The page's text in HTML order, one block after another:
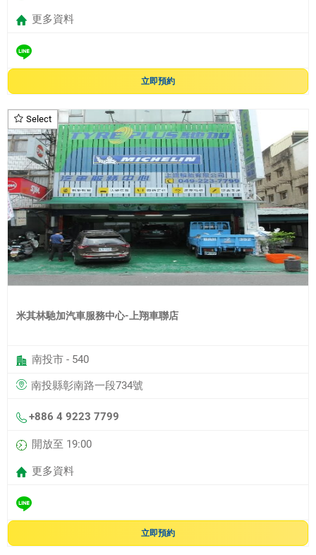
更多資料
立即預約
Select
米其林馳加汽車服務中心-上翔車聯店
南投市 - 540
南投縣彰南路一段734號
+886 4 9223 7799
開放至 19:00
更多資料
立即預約